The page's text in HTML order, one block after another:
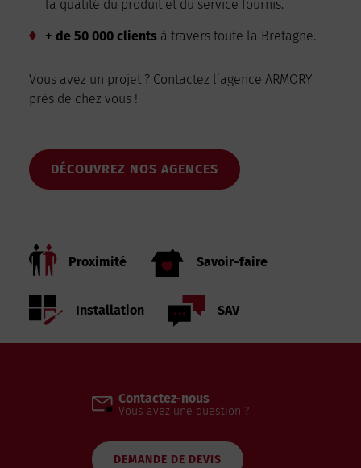
la qualité du produit et du service fournis.
+ de 50 000 clientsà travers toute la Bretagne.
Vous avez un projet ? Contactez l’agence ARMORY
près de chez vous !
DÉCOUVREZ NOS AGENCES
Proximité Savoir-faire
Installation SAV
Contactez-nous
Vous avez une question ?
DEMANDE DE DEVIS